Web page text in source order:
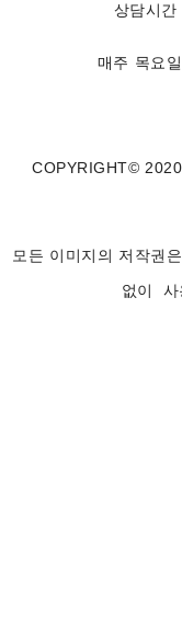
상담시
매주 목요
COPYRIGHT©
모든 이미지의 저작권
없이 사